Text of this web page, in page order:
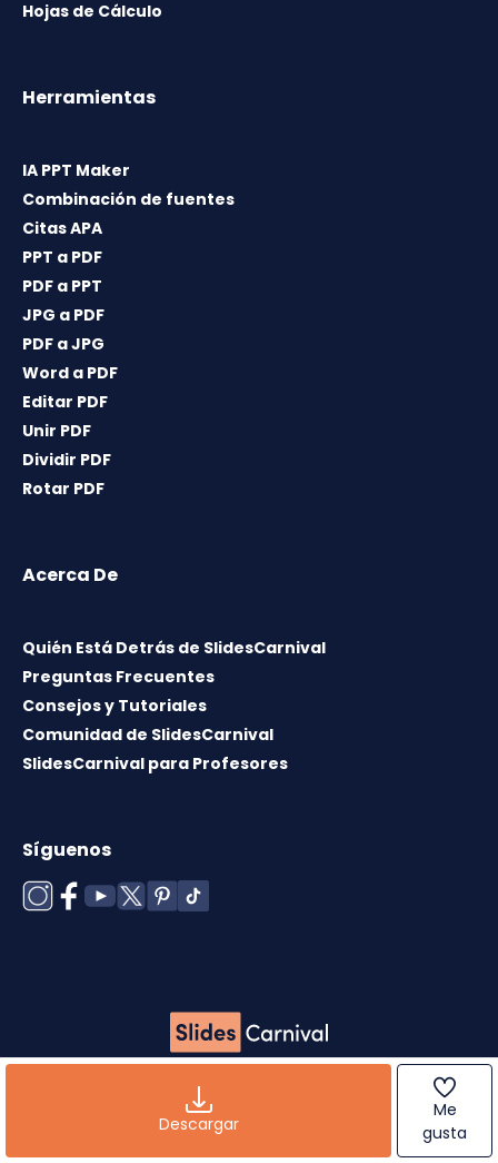
Descargar
Me
gusta
Hojas de Cálculo
Herramientas
IA PPT Maker
Combinación de fuentes
Citas APA
PPT a PDF
PDF a PPT
JPG a PDF
PDF a JPG
Word a PDF
Editar PDF
Unir PDF
Dividir PDF
Rotar PDF
Acerca De
Quién Está Detrás de SlidesCarnival
Preguntas Frecuentes
Consejos y Tutoriales
Comunidad de SlidesCarnival
SlidesCarnival para Profesores
Síguenos
Copyright © 2026 ·Término de uso·Licencia de
privacidad